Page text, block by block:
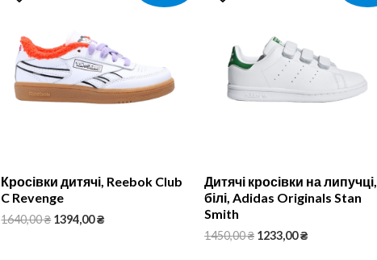
Кросівки дитячі, Reebok Club
C Revenge
1640,00₴ 1394,00₴
Дитячі кросівки на липучці,
білі, Adidas Originals Stan
Smith
1450,00₴ 1233,00₴